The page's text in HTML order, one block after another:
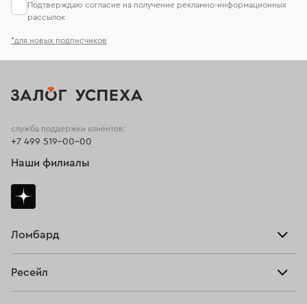
*для новых подписчиков
Подтверждаю согласие на получение рекламно-информационных
рассылок
Ломбард
Ресейл
служба поддержки клиентов:
+7 499 519-00-00
Наши филиалы